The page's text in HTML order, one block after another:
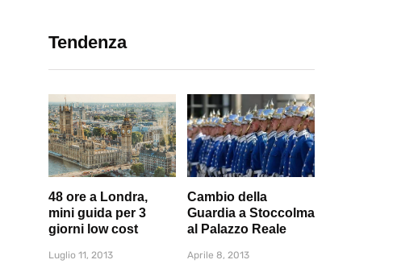
Tendenza
48 ore a Londra,
mini guida per 3
giorni low cost
Luglio 11, 2013
Cambio della
Guardia a Stoccolma
al Palazzo Reale
Aprile 8, 2013